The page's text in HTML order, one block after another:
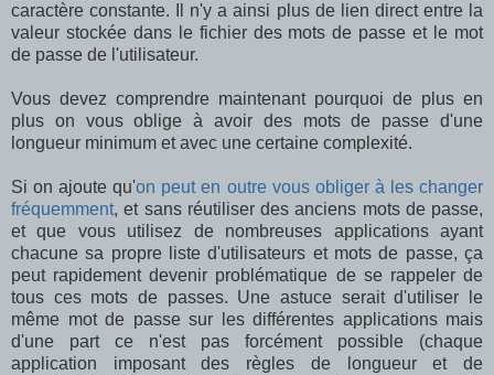
caractère constante. Il n'y a ainsi plus de lien direct entre la
valeur stockée dans le fichier des mots de passe et le mot
de passe de l'utilisateur.
Vous devez comprendre maintenant pourquoi de plus en
plus on vous oblige à avoir des mots de passe d'une
longueur minimum et avec une certaine complexité.
Si on ajoute qu'on peut en outre vous obliger à les changer
fréquemment, et sans réutiliser des anciens mots de passe,
et que vous utilisez de nombreuses applications ayant
chacune sa propre liste d'utilisateurs et mots de passe, ça
peut rapidement devenir problématique de se rappeler de
tous ces mots de passes. Une astuce serait d'utiliser le
même mot de passe sur les différentes applications mais
d'une part ce n'est pas forcément possible (chaque
application imposant des règles de longueur et de